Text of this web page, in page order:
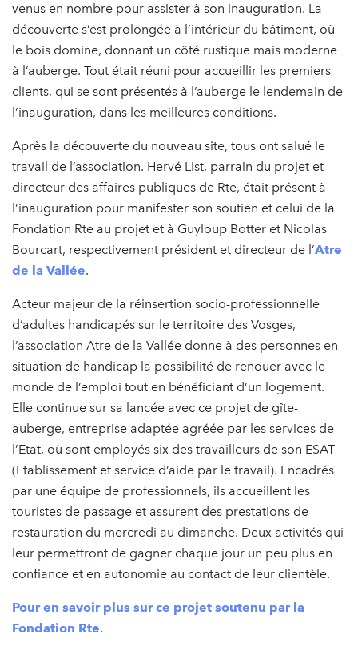
venus en nombre pour assister à son inauguration. La
découverte s’est prolongée à l’intérieur du bâtiment, où
le bois domine, donnant un côté rustique mais moderne
à l’auberge. Tout était réuni pour accueillir les premiers
clients, qui se sont présentés à l’auberge le lendemain de
l’inauguration, dans les meilleures conditions.
Après la découverte du nouveau site, tous ont salué le
travail de l’association. Hervé List, parrain du projet et
directeur des affaires publiques de Rte, était présent à
l’inauguration pour manifester son soutien et celui de la
Fondation Rte au projet et à Guyloup Botter et Nicolas
Bourcart, respectivement président et directeur de l’Atre
de la Vallée.
Acteur majeur de la réinsertion socio-professionnelle
d’adultes handicapés sur le territoire des Vosges,
l’association Atre de la Vallée donne à des personnes en
situation de handicap la possibilité de renouer avec le
monde de l’emploi tout en bénéficiant d’un logement.
Elle continue sur sa lancée avec ce projet de gîte-
auberge, entreprise adaptée agréée par les services de
l’Etat, où sont employés six des travailleurs de son ESAT
(Etablissement et service d’aide par le travail). Encadrés
par une équipe de professionnels, ils accueillent les
touristes de passage et assurent des prestations de
restauration du mercredi au dimanche. Deux activités qui
leur permettront de gagner chaque jour un peu plus en
confiance et en autonomie au contact de leur clientèle.
Pour en savoir plus sur ce projet soutenu par la
Fondation Rte.